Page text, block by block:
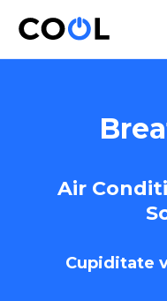
Air
Cupiditate